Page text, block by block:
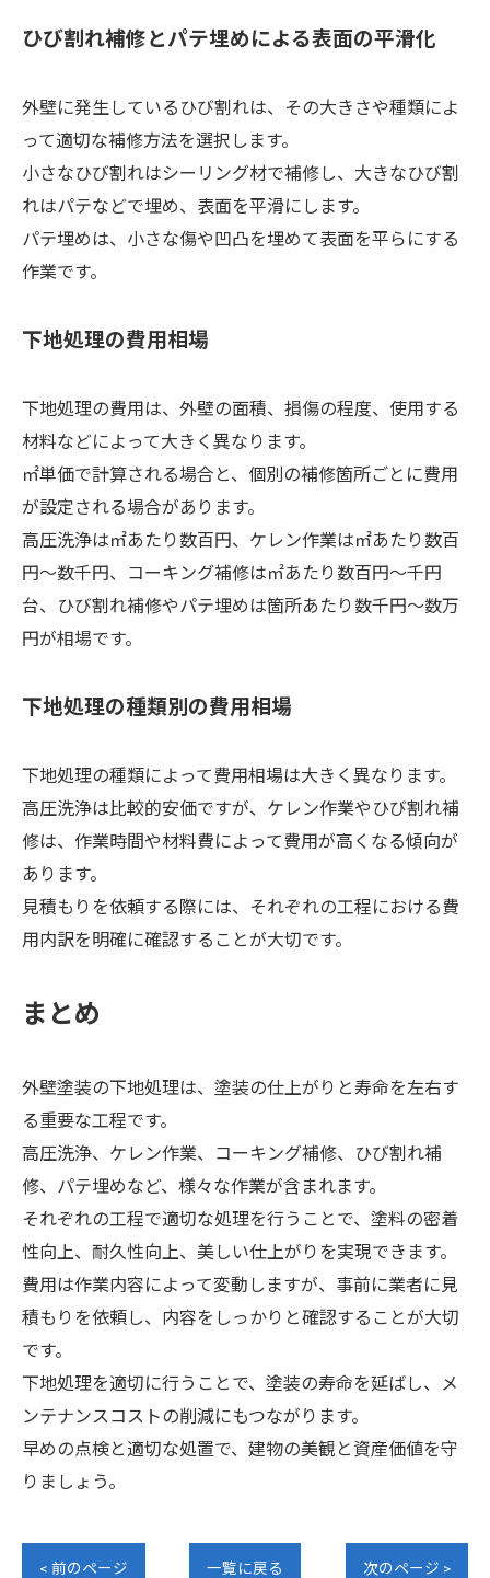
ひび割れ補修とパテ埋めによる表面の平滑化
外壁に発生しているひび割れは、その大きさや種類によ
って適切な補修方法を選択します。
小さなひび割れはシーリング材で補修し、大きなひび割
れはパテなどで埋め、表面を平滑にします。
パテ埋めは、小さな傷や凹凸を埋めて表面を平らにする
作業です。
下地処理の費用相場
下地処理の費用は、外壁の面積、損傷の程度、使用する
材料などによって大きく異なります。
㎡単価で計算される場合と、個別の補修箇所ごとに費用
が設定される場合があります。
高圧洗浄は㎡あたり数百円、ケレン作業は㎡あたり数百
円～数千円、コーキング補修は㎡あたり数百円～千円
台、ひび割れ補修やパテ埋めは箇所あたり数千円～数万
円が相場です。
下地処理の種類別の費用相場
下地処理の種類によって費用相場は大きく異なります。
高圧洗浄は比較的安価ですが、ケレン作業やひび割れ補
修は、作業時間や材料費によって費用が高くなる傾向が
あります。
見積もりを依頼する際には、それぞれの工程における費
用内訳を明確に確認することが大切です。
まとめ
外壁塗装の下地処理は、塗装の仕上がりと寿命を左右す
る重要な工程です。
高圧洗浄、ケレン作業、コーキング補修、ひび割れ補
修、パテ埋めなど、様々な作業が含まれます。
それぞれの工程で適切な処理を行うことで、塗料の密着
性向上、耐久性向上、美しい仕上がりを実現できます。
費用は作業内容によって変動しますが、事前に業者に見
積もりを依頼し、内容をしっかりと確認することが大切
です。
下地処理を適切に行うことで、塗装の寿命を延ばし、メ
ンテナンスコストの削減にもつながります。
早めの点検と適切な処置で、建物の美観と資産価値を守
りましょう。
< 前のページ 一覧に戻る 次のページ >